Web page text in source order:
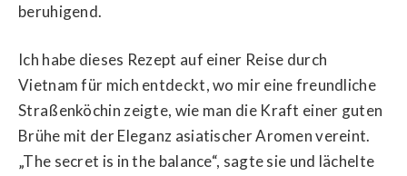
beruhigend.
Ich habe dieses Rezept auf einer Reise durch
Vietnam für mich entdeckt, wo mir eine freundliche
Straßenköchin zeigte, wie man die Kraft einer guten
Brühe mit der Eleganz asiatischer Aromen vereint.
„The secret is in the balance“, sagte sie und lächelte